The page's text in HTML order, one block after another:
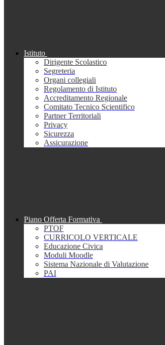
Istituto
Dirigente Scolastico
Segreteria
Organi collegiali
Regolamento di Istituto
Accreditamento Regionale
Comitato Tecnico Scientifico
Partner Territoriali
Privacy
Sicurezza
Assicurazione
Piano Offerta Formativa
PTOF
CURRICOLO VERTICALE
Educazione Civica
Moduli Moodle
Sistema Nazionale di Valutazione
PAI